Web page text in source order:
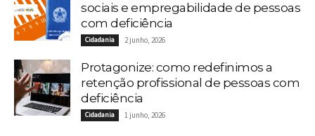
sociais e empregabilidade de pessoas
com deficiência
Cidadania 2 junho, 2026
Protagonize: como redefinimos a
retenção profissional de pessoas com
deficiência
Cidadania 1 junho, 2026